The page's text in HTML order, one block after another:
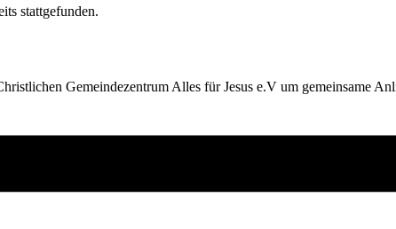
stattgefunden.
Gemeindezentrum Alles für Jesus e.V um gemeinsame